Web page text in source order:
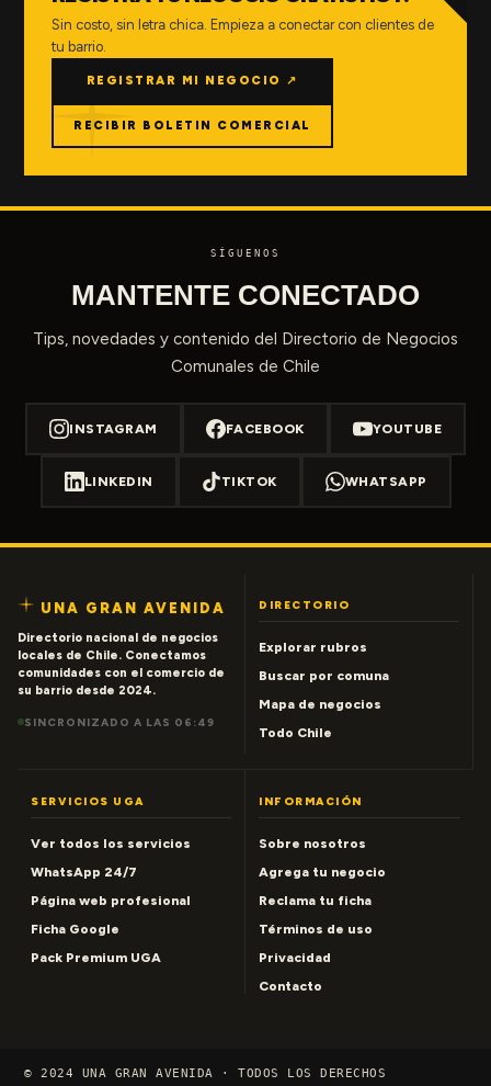
Sin costo, sin letra chica. Empieza a conectar con clientes de
tu barrio.
REGISTRAR MI NEGOCIO ↗
RECIBIR BOLETIN COMERCIAL
SÍGUENOS
MANTENTE CONECTADO
Tips, novedades y contenido del Directorio de Negocios
Comunales de Chile
INSTAGRAM FACEBOOK YOUTUBE
LINKEDIN TIKTOK WHATSAPP
UNA GRAN AVENIDA
Directorio nacional de negocios
locales de Chile. Conectamos
comunidades con el comercio de
su barrio desde 2024.
SINCRONIZADO A LAS 06:49
DIRECTORIO
Explorar rubros
Buscar por comuna
Mapa de negocios
Todo Chile
SERVICIOS UGA
Ver todos los servicios
WhatsApp 24/7
Página web profesional
Ficha Google
Pack Premium UGA
INFORMACIÓN
Sobre nosotros
Agrega tu negocio
Reclama tu ficha
Términos de uso
Privacidad
Contacto
© 2024 UNA GRAN AVENIDA · TODOS LOS DERECHOS